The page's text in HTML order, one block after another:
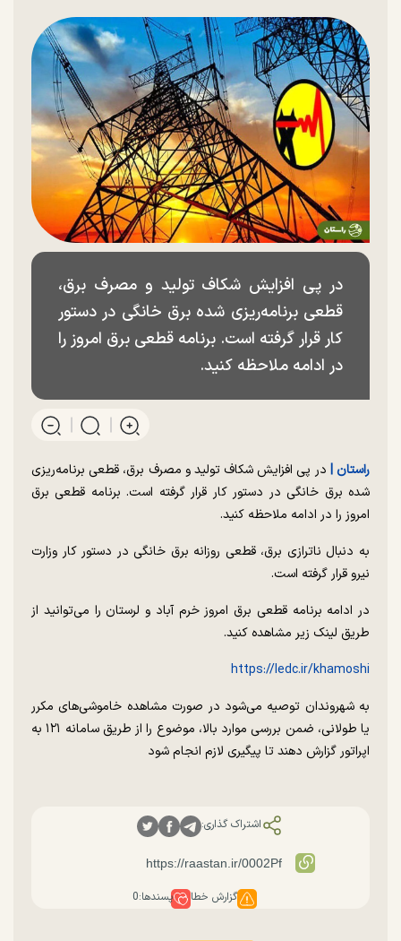
در پی افزایش شکاف تولید و مصرف برق،
قطعی برنامه‌ریزی شده برق خانگی در دستور
کار قرار گرفته است. برنامه قطعی برق امروز را
در ادامه ملاحظه کنید.
راستان | در پی افزایش شکاف تولید و مصرف برق، قطعی برنامه‌ریزی
شده برق خانگی در دستور کار قرار گرفته است. برنامه قطعی برق
امروز را در ادامه ملاحظه کنید.
به دنبال ناترازی برق، قطعی روزانه برق خانگی در دستور کار وزارت
نیرو قرار گرفته است.
در ادامه برنامه قطعی برق امروز خرم آباد و لرستان را می‌توانید از
طریق لینک زیر مشاهده کنید.
https://ledc.ir/khamoshi
به شهروندان توصیه می‌شود در صورت مشاهده خاموشی‌های مکرر
یا طولانی، ضمن بررسی موارد بالا، موضوع را از طریق سامانه ۱۲۱ به
اپراتور گزارش دهند تا پیگیری لازم انجام شود
اشتراک گذاری:
گزارش خطا پسندها:0